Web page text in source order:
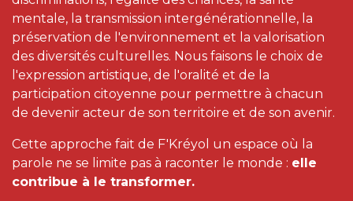
mentale, la transmission intergénérationnelle, la
préservation de l'environnement et la valorisation
des diversités culturelles. Nous faisons le choix de
l'expression artistique, de l'oralité et de la
participation citoyenne pour permettre à chacun
de devenir acteur de son territoire et de son avenir.
Cette approche fait de F'Kréyol un espace où la
parole ne se limite pas à raconter le monde : elle
contribue à le transformer.